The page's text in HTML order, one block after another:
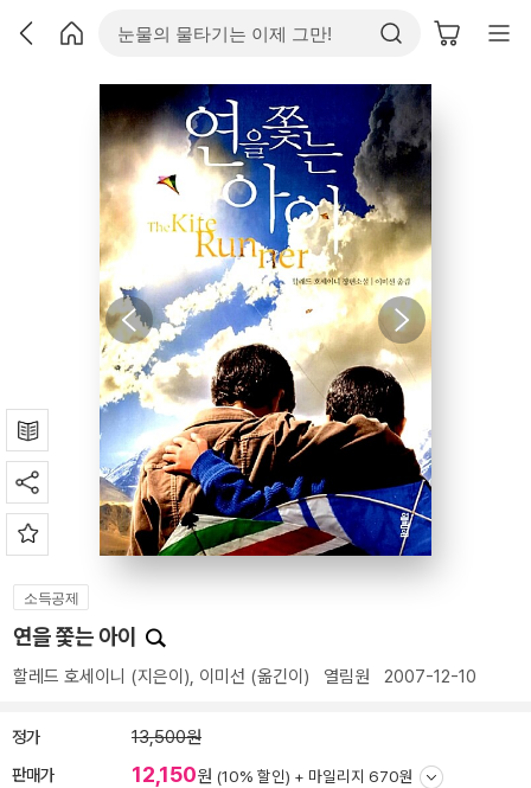
소득공제
연을 쫓는 아이
할레드 호세이니 (지은이), 이미선 (옮긴이) 열림원 2007-12-10
정가 13,500원
판매가 12,150원 (10% 할인) + 마일리지 670원